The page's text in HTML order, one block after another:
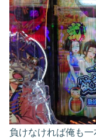
負けなければ俺も一